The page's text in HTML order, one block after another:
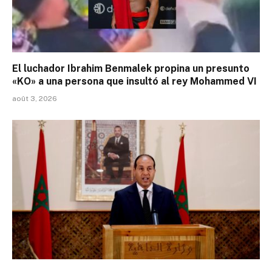
El luchador Ibrahim Benmalek propina un presunto
«KO» a una persona que insultó al rey Mohammed VI
août 3, 2026